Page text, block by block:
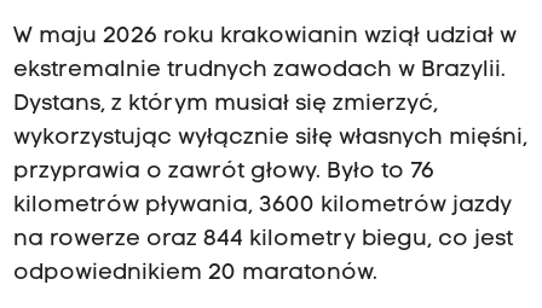
W maju 2026 roku krakowianin wziął udział w
ekstremalnie trudnych zawodach w Brazylii.
Dystans, z którym musiał się zmierzyć,
wykorzystując wyłącznie siłę własnych mięśni,
przyprawia o zawrót głowy. Było to 76
kilometrów pływania, 3600 kilometrów jazdy
na rowerze oraz 844 kilometry biegu, co jest
odpowiednikiem 20 maratonów.